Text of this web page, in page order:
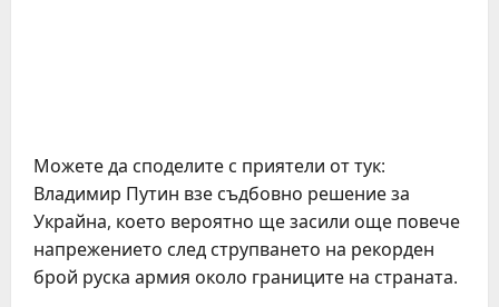
Можете да споделите с приятели от тук:
Владимир Путин взе съдбовно решение за
Украйна, което вероятно ще засили още повече
напрежението след струпването на рекорден
брой руска армия около границите на страната.